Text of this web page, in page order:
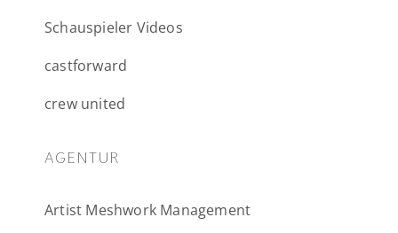
Schauspieler Videos
castforward
crew united
AGENTUR
Artist Meshwork Management